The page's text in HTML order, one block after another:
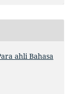
ahli Bahasa